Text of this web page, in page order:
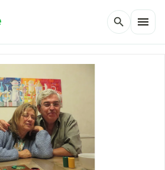
search menu